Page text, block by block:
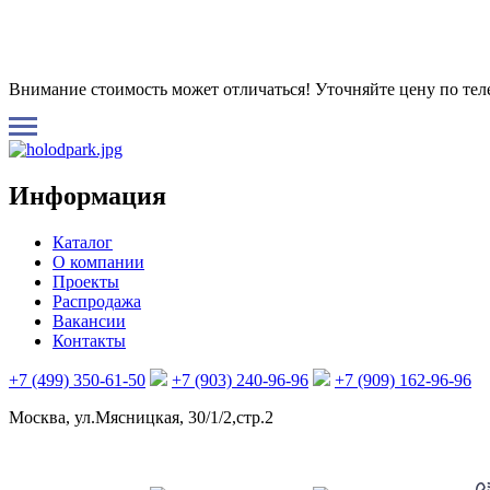
Внимание стоимость может отличаться! Уточняйте цену по
Информация
Каталог
О компании
Проекты
Распродажа
Вакансии
Контакты
+7 (499) 350-61-50 +7 (903) 240-96-96
+7 (909) 162-96-96
Москва, ул.Мясницкая, 30/1/2,стр.2